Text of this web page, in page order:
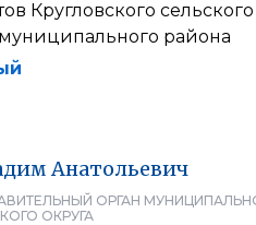
Кругловского
района
Анатольевич
ОРГАН
ОКРУГА